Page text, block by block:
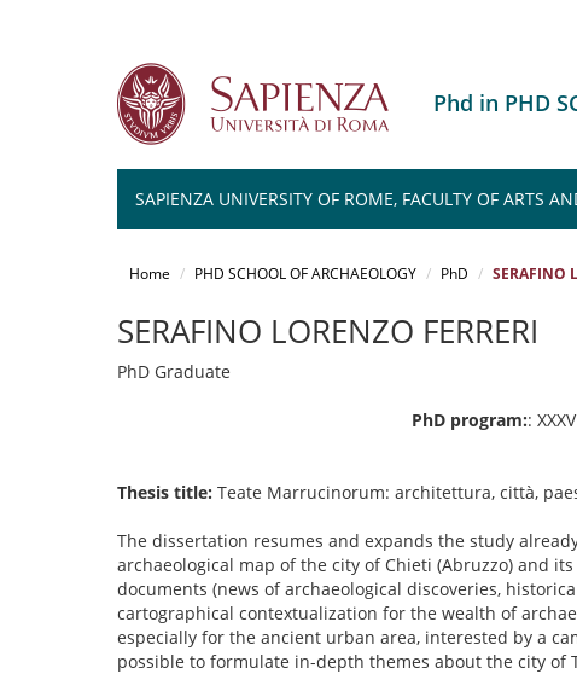
Phd in PHD
SAPIENZA UNIVERSITY OF ROME, FACULTY OF ARTS
Home PHD SCHOOL OF ARCHAEOLOGY PhD SERAFINO
SERAFINO LORENZO FERRERI
PhD Graduate
PhD program:: XXXV
Thesis title: Teate Marrucinorum: architettura, città,
The dissertation resumes and expands the study
archaeological map of the city of Chieti (Abruzzo) and
documents (news of archaeological discoveries,
cartographical contextualization for the wealth of
especially for the ancient urban area, interested by a
possible to formulate in-depth themes about the city of